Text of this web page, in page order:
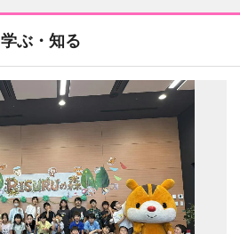
学ぶ・知る